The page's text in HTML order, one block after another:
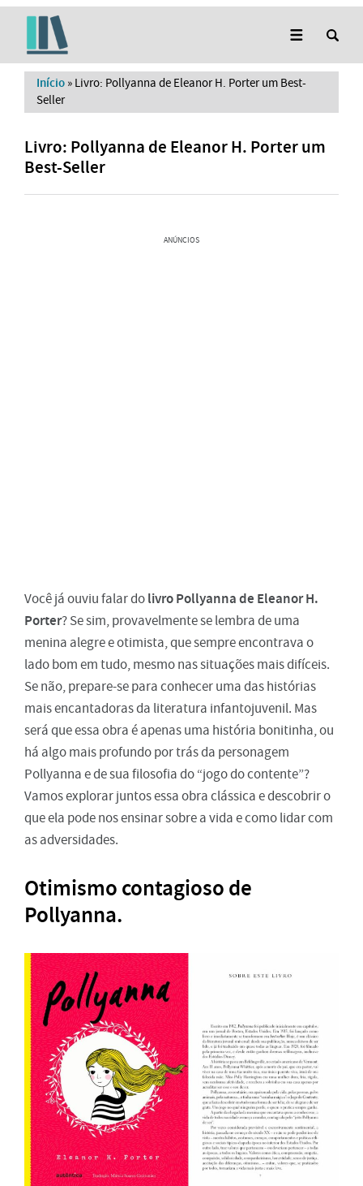
Início » Livro: Pollyanna de Eleanor H. Porter um Best-
Seller
Livro: Pollyanna de Eleanor H. Porter um
Best-Seller
ANÚNCIOS
Você já ouviu falar dolivro Pollyanna de Eleanor H.
Porter? Se sim, provavelmente se lembra de uma
menina alegre e otimista, que sempre encontrava o
lado bom em tudo, mesmo nas situações mais difíceis.
Se não, prepare-se para conhecer uma das histórias
mais encantadoras da literatura infantojuvenil. Mas
será que essa obra é apenas uma história bonitinha, ou
há algo mais profundo por trás da personagem
Pollyanna e de sua filosofia do “jogo do contente”?
Vamos explorar juntos essa obra clássica e descobrir o
que ela pode nos ensinar sobre a vida e como lidar com
as adversidades.
Otimismo contagioso de
Pollyanna.